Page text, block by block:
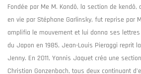
Fondée par Me M. Kondô, la section de
en vie par Stéphane Garlinsky, fut reprise par
amplifia le mouvement et lui donna ses
du Japon en 1985, Jean-Louis Pieraggi reprit
Jenny. En 2011, Yannis Jaquet créa une
Christian Gonzenbach, tous deux continuant